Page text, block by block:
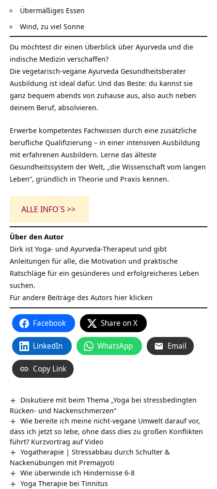
Übermäßiges Essen
Wind, zu viel Sonne
Du möchtest dir einen Überblick über Ayurveda und die
indische Medizin verschaffen?
Die vegetarisch-vegane Ayurveda Gesundheitsberater
Ausbildung ist ideal dafür. Und das Beste: du kannst sie
ganz bequem abends von zuhause aus, also auch neben
deinem Beruf, absolvieren.
Erwerbe kompetentes Fachwissen durch eine zusätzliche
berufliche Qualifizierung – in einer intensiven Ausbildung
mit erfahrenen Ausbildern. Lerne das älteste
Gesundheitssystem der Welt, „die Wissenschaft vom langen
Leben“, gründlich in Theorie und Praxis kennen.
ALLE INFO´S >>
Über den Autor
Dirk ist Yoga- und Ayurveda-Therapeut und gibt
Anleitungen für alle, die Motivation und praktische
Ratschläge für ein gesünderes und erfolgreicheres Leben
suchen.
Für andere Beiträge des Autors hier klicken
Facebook Share on X
LinkedIn WhatsApp Email
Copy Link
Diskutiere mit beim Thema „Yoga bei stressbedingten
Rücken- und Nackenschmerzen“
Wie bereite ich meine nicht-vegane Umwelt darauf vor,
dass ich jetzt so lebe, ohne dass dies zu großen Konflikten
führt? Kurzvortrag auf Video
Yogatherapie | Stressabbau durch Schulter &
Nackenübungen mit Premajyoti
Wie überwinde ich Hindernisse 6-8
Yoga Therapie bei Tinnitus